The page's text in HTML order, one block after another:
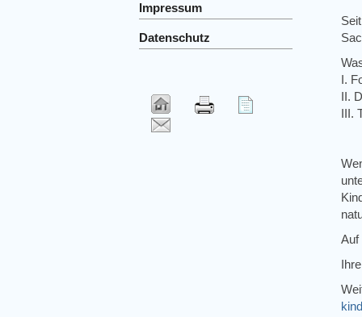
I.
II.
III.
Auf
Impressum
Datenschutz